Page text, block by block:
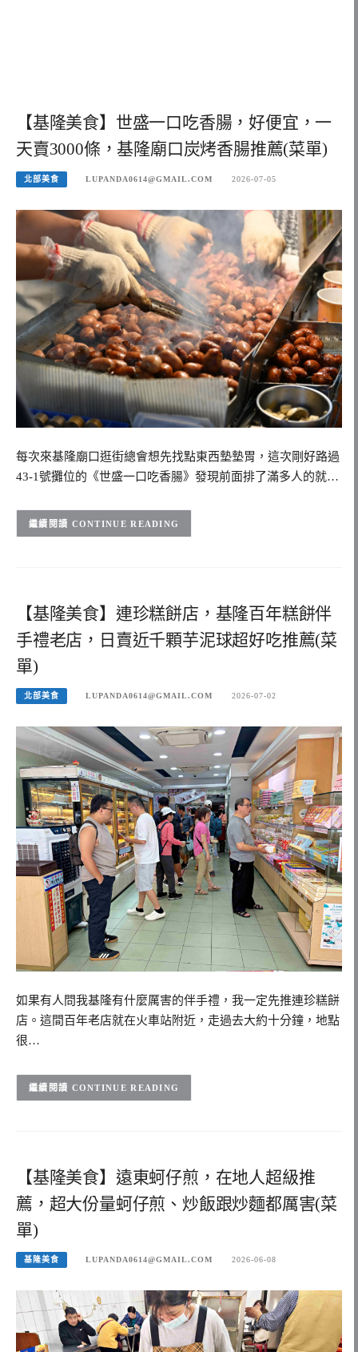
【基隆美食】世盛一口吃香腸，好便宜，一
天賣3000條，基隆廟口炭烤香腸推薦(菜單)
北部美食 LUPANDA0614@GMAIL.COM 2026-07-05
每次來基隆廟口逛街總會想先找點東西墊墊胃，這次剛好路過
43-1號攤位的《世盛一口吃香腸》發現前面排了滿多人的就…
CONTINUE READING
【基隆美食】連珍糕餅店，基隆百年糕餅伴
手禮老店，日賣近千顆芋泥球超好吃推薦(菜
單)
北部美食 LUPANDA0614@GMAIL.COM 2026-07-02
如果有人問我基隆有什麼厲害的伴手禮，我一定先推連珍糕餅
店。這間百年老店就在火車站附近，走過去大約十分鐘，地點
很…
CONTINUE READING
【基隆美食】遠東蚵仔煎，在地人超級推
薦，超大份量蚵仔煎、炒飯跟炒麵都厲害(菜
單)
基隆美食 LUPANDA0614@GMAIL.COM 2026-06-08